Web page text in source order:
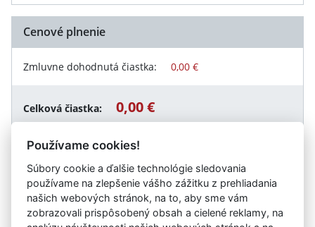
Cenové plnenie
Zmluvne dohodnutá čiastka: 0,00 €
Celková čiastka: 0,00 €
Návrat späť
Používame cookies!
Súbory cookie a ďalšie technológie sledovania
používame na zlepšenie vášho zážitku z prehliadania
našich webových stránok, na to, aby sme vám
zobrazovali prispôsobený obsah a cielené reklamy, na